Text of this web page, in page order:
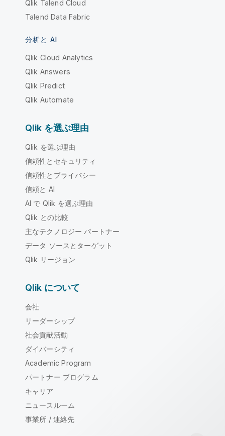
Qlik Talend Cloud
Talend Data Fabric
分析と AI
Qlik Cloud Analytics
Qlik Answers
Qlik Predict
Qlik Automate
Qlik を選ぶ理由
Qlik を選ぶ理由
信頼性とセキュリティ
信頼性とプライバシー
信頼と AI
AI で Qlik を選ぶ理由
Qlik との比較
主なテクノロジー パートナー
データ ソースとターゲット
Qlik リージョン
Qlik について
会社
リーダーシップ
社会貢献活動
ダイバーシティ
Academic Program
パートナー プログラム
キャリア
ニュースルーム
事業所 / 連絡先